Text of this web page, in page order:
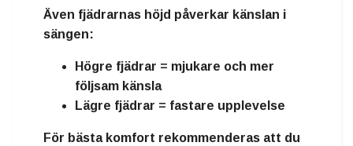
Även fjädrarnas höjd påverkar känslan i
sängen:
Högre fjädrar = mjukare och mer
följsam känsla
Lägre fjädrar = fastare upplevelse
För bästa komfort rekommenderas att du